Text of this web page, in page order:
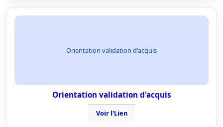
Orientation validation d'acquis
Orientation validation d'acquis
Voir l'Lien